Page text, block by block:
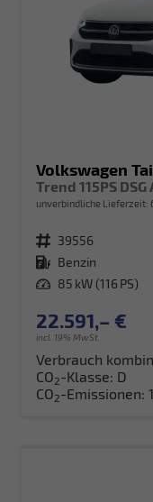
Volkswagen
unverbindliche Lieferzeit:
Fahrzeugnr. 39556
Kraftstoff Benzin
Leistung 85 kW (116 PS)
22.591,– €
incl. 19% MwSt.
Verbrauch
CO2-Klasse: D
CO2-Emissionen: